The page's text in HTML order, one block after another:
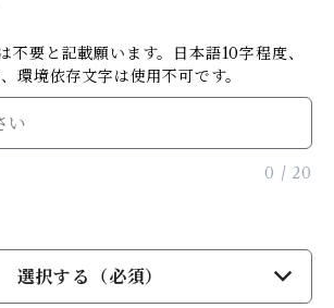
不要と記載願います。日本語10字程度、
環境依存文字は使用不可です。
0 / 20
選択する（必須）